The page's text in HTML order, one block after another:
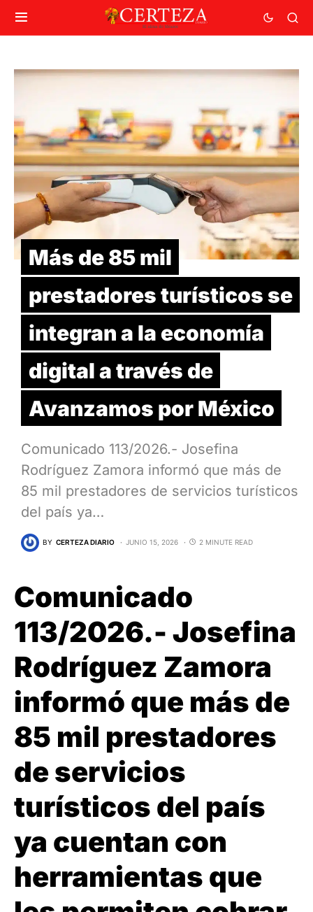
Más de 85 mil
prestadores turísticos se
integran a la economía
digital a través de
Avanzamos por México
Comunicado 113/2026.- Josefina
Rodríguez Zamora informó que más de
85 mil prestadores de servicios turísticos
del país ya…
BY CERTEZA DIARIO JUNIO 15, 2026 2 MINUTE READ
Comunicado
113/2026.- Josefina
Rodríguez Zamora
informó que más de
85 mil prestadores
de servicios
turísticos del país
ya cuentan con
herramientas que